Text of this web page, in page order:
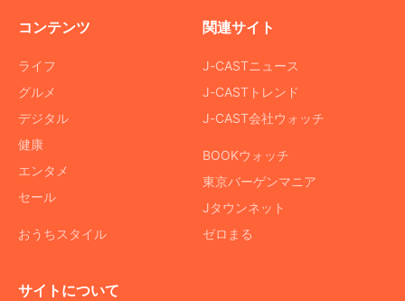
コンテンツ
ライフ
グルメ
デジタル
健康
エンタメ
セール
おうちスタイル
関連サイト
J-CASTニュース
J-CASTトレンド
J-CAST会社ウォッチ
BOOKウォッチ
東京バーゲンマニア
Jタウンネット
ゼロまる
サイトについて